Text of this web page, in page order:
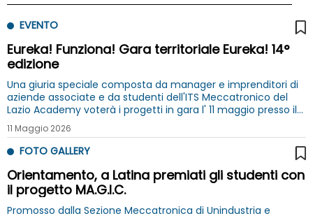
EVENTO
Eureka! Funziona! Gara territoriale Eureka! 14°
edizione
Una giuria speciale composta da manager e imprenditori di
aziende associate e da studenti dell'ITS Meccatronico del
Lazio Academy voterà i progetti in gara l' 11 maggio presso il
Museo Explora di Roma
11 Maggio 2026
FOTO GALLERY
Orientamento, a Latina premiati gli studenti con
il progetto MA.G.I.C.
Promosso dalla Sezione Meccatronica di Unindustria e